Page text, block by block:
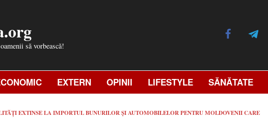
să vorbească!
EXTERN OPINII LIFESTYLE SĂNĂTATE
EXTINSE LA IMPORTUL BUNURILOR ȘI AUTOMOBILELOR PENTRU MOLDOVENII CARE